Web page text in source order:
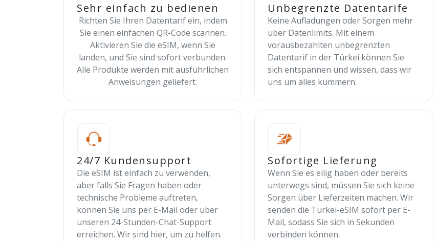
Sehr einfach zu bedienen
Richten Sie Ihren Datentarif ein, indem
Sie einen einfachen QR-Code scannen.
Aktivieren Sie die eSIM, wenn Sie
landen, und Sie sind sofort verbunden.
Alle Produkte werden mit ausführlichen
Anweisungen geliefert.
Unbegrenzte Datentarife
Keine Aufladungen oder Sorgen mehr
über Datenlimits. Mit einem
vorausbezahlten unbegrenzten
Datentarif in der Türkei können Sie
sich entspannen und wissen, dass wir
uns um alles kümmern.
24/7 Kundensupport
Die eSIM ist einfach zu verwenden,
aber falls Sie Fragen haben oder
technische Probleme auftreten,
können Sie uns per E-Mail oder über
unseren 24-Stunden-Chat-Support
erreichen. Wir sind hier, um zu helfen.
Sofortige Lieferung
Wenn Sie es eilig haben oder bereits
unterwegs sind, müssen Sie sich keine
Sorgen über Lieferzeiten machen. Wir
senden die Türkei-eSIM sofort per E-
Mail, sodass Sie sich in Sekunden
verbinden können.